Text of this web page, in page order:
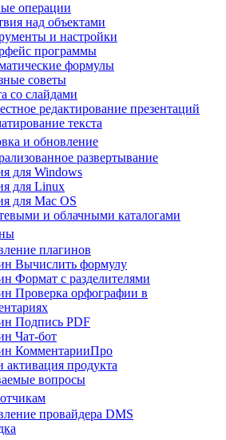
операции
над объектами
и настройки
программы
формулы
советы
со слайдами
редактирование презентаций
текста
и обновление
развертывание
для Windows
для Linux
для Mac OS
и облачными каталогами
плагинов
Вычислить формулу
Формат с разделителями
Проверка орфографии в
Подпись PDF
Чат-бот
КомментарииПро
продукта
вопросы
провайдера DMS